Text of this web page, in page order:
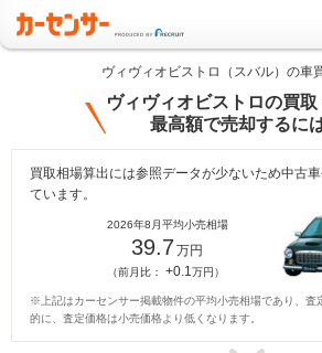
ヴィヴィオビストロ（スバル）の車
ヴィヴィオビストロの買取
最高額で売却するに
買取相場算出には参照データが少ないため中古
ています。
2026年8月平均小売相場
39.7万円
（前月比： +0.1万円）
※上記はカーセンサー掲載物件の平均小売相場であり、査
的に、査定価格は小売価格より低くなります。